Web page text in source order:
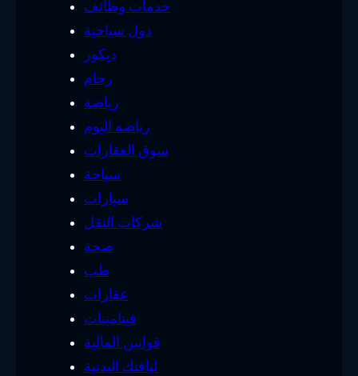
خدمات وظائف
دول سياحية
ديكور
رخام
رياضة
رياضه اليوم
سوق العقارات
سياحة
سيارات
شركات النقل
صحة
طب
عقارات
فيتامينات
قوانين المالية
لياقتك البدنية